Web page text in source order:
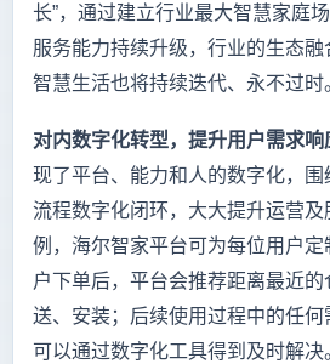
长”，通过建立行业最大智慧家庭
服务能力持续升级，行业的生态
智慧生活也将持续迭代、永不过时
对内数字化转型，提升用户需求响
现了平台、能力和人的数字化，
流程数字化闭环，大大提升运营
例，海尔智家平台可为每位用户定
户下单后，平台会推荐距离最近
送、安装；后续使用过程中的任
可以通过数字化工具得到及时解决